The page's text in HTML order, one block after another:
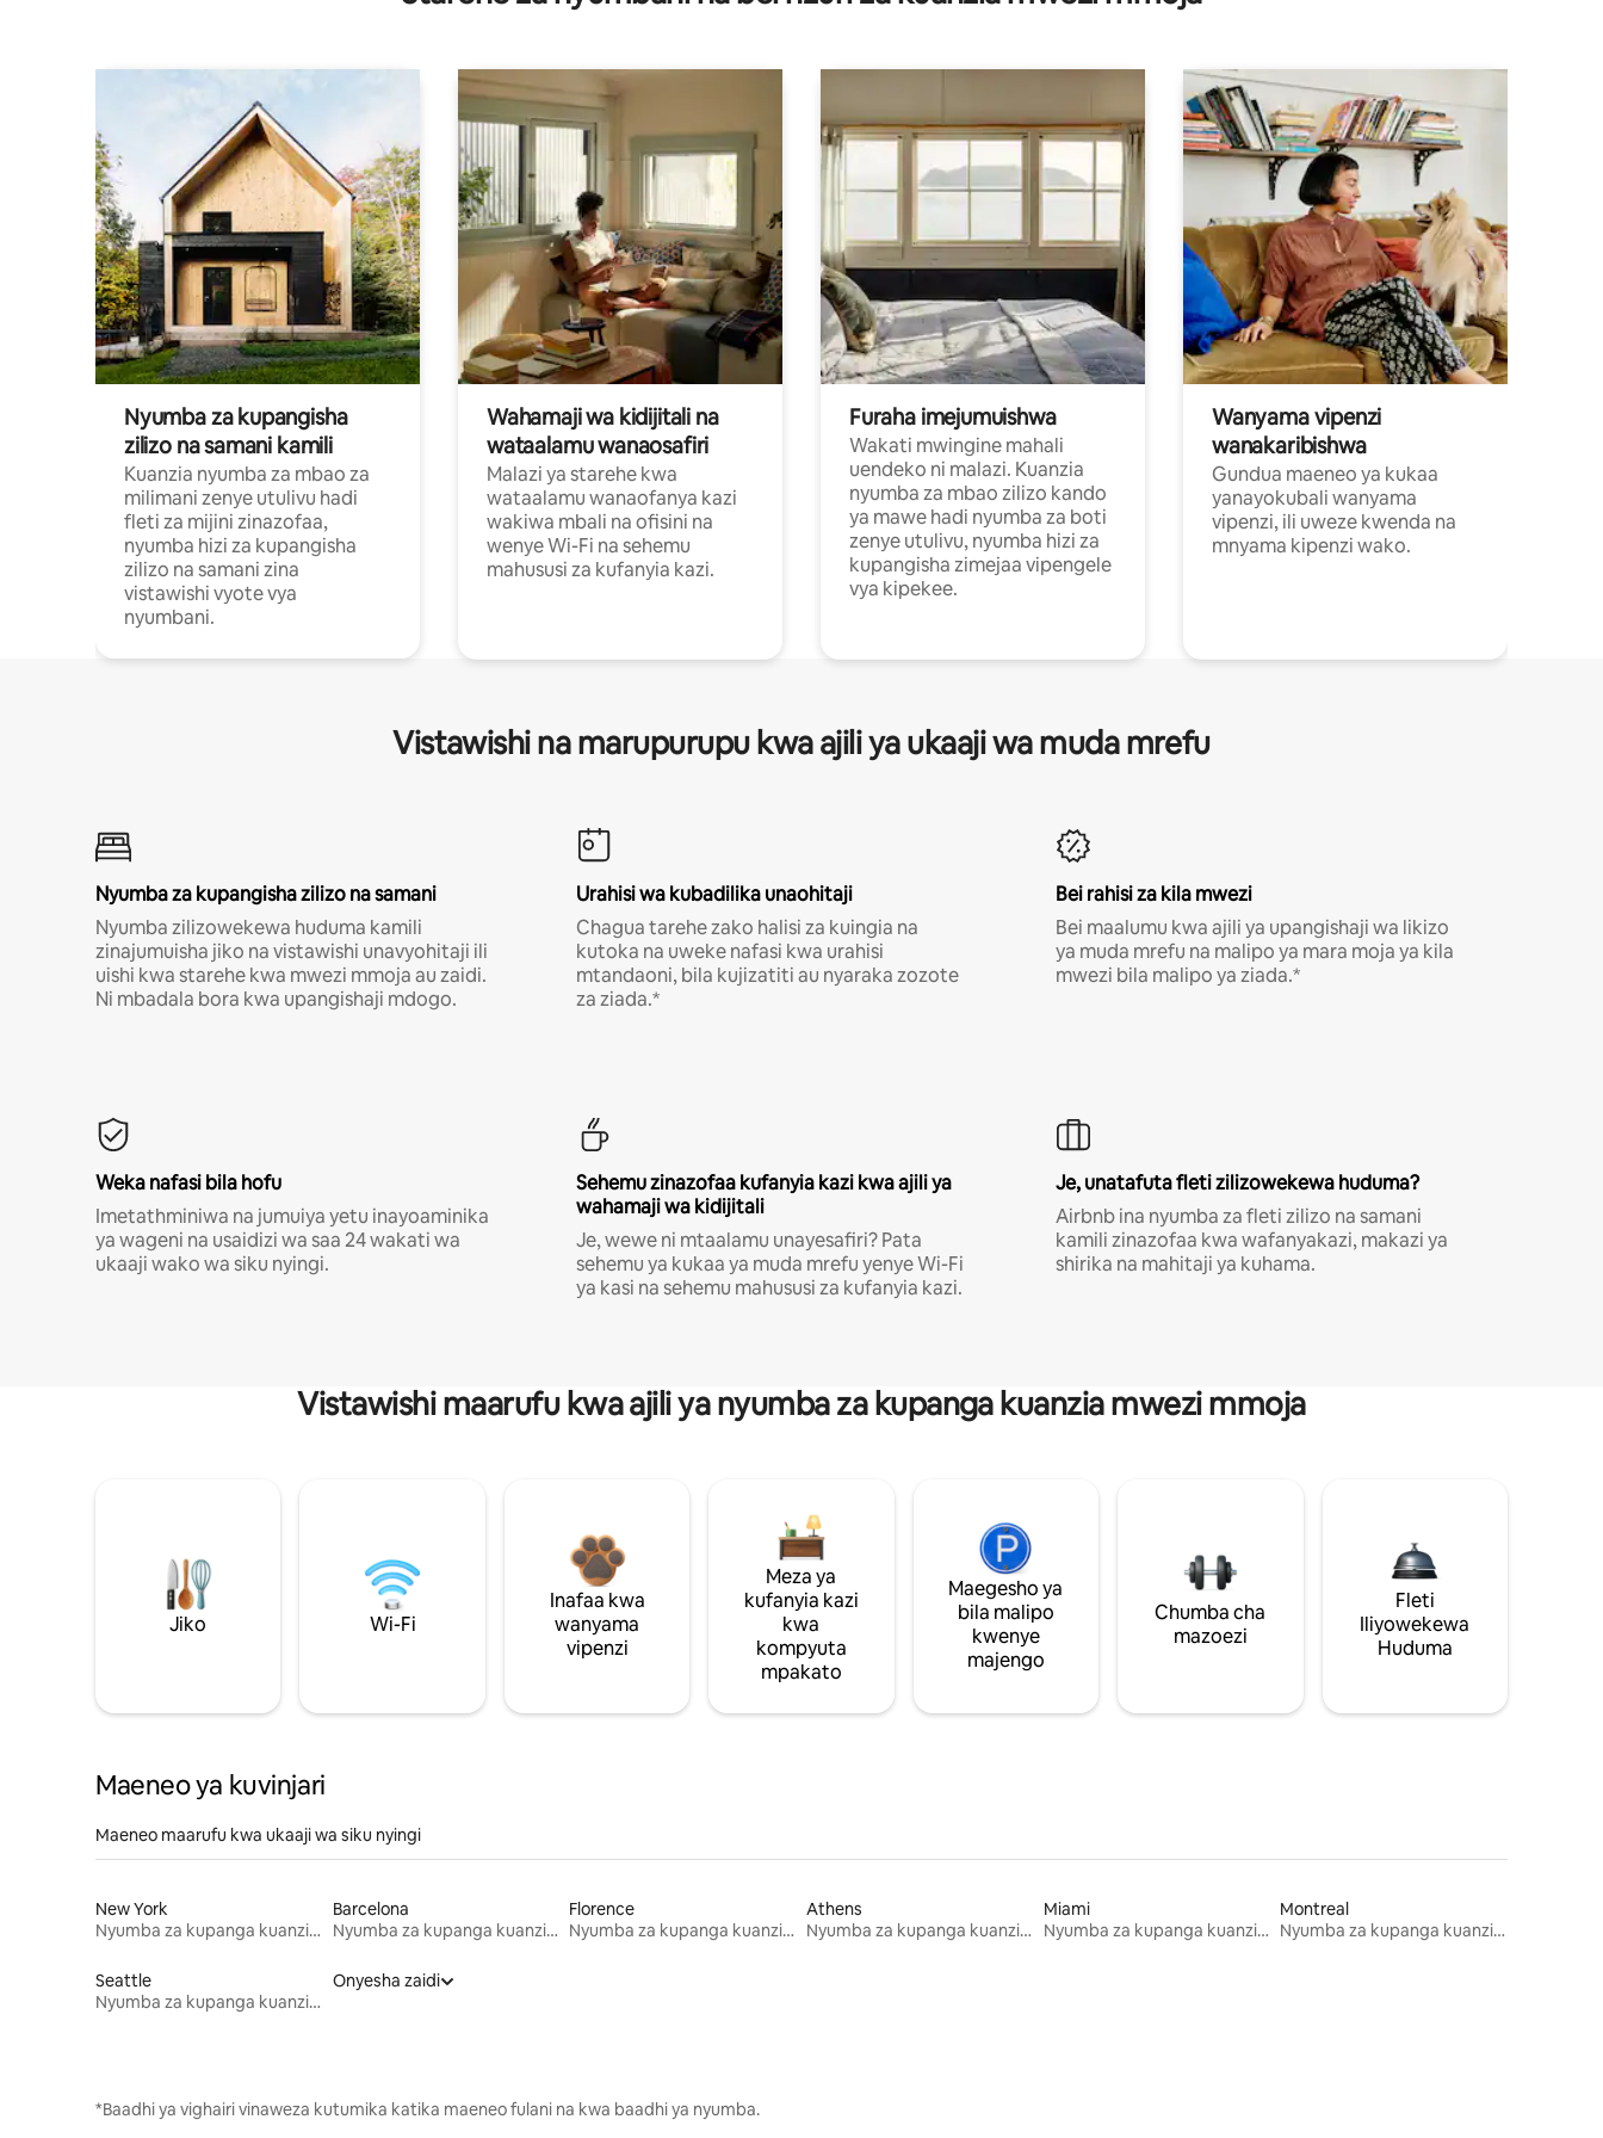
kahawa
Nyumba za kupangisha
zilizo na samani kamili
Kuanzia nyumba za mbao za
milimani zenye utulivu hadi
fleti za mijini zinazofaa,
nyumba hizi za kupangisha
zilizo na samani zina
vistawishi vyote vya
nyumbani.
Wahamaji wa kidijitali na
wataalamu wanaosafiri
Malazi ya starehe kwa
wataalamu wanaofanya kazi
wakiwa mbali na ofisini na
wenye Wi-Fi na sehemu
mahususi za kufanyia kazi.
Furaha imejumuishwa
Wakati mwingine mahali
uendeko ni malazi. Kuanzia
nyumba za mbao zilizo kando
ya mawe hadi nyumba za boti
zenye utulivu, nyumba hizi za
kupangisha zimejaa vipengele
vya kipekee.
Wanyama vipenzi
wanakaribishwa
Gundua maeneo ya kukaa
yanayokubali wanyama
vipenzi, ili uweze kwenda na
mnyama kipenzi wako.
Vistawishi na marupurupu kwa ajili ya ukaaji wa muda mrefu
Nyumba za kupangisha zilizo na samani
Nyumba zilizowekewa huduma kamili
zinajumuisha jiko na vistawishi unavyohitaji ili
uishi kwa starehe kwa mwezi mmoja au zaidi.
Ni mbadala bora kwa upangishaji mdogo.
Urahisi wa kubadilika unaohitaji
Chagua tarehe zako halisi za kuingia na
kutoka na uweke nafasi kwa urahisi
mtandaoni, bila kujizatiti au nyaraka zozote
za ziada.*
Bei rahisi za kila mwezi
Bei maalumu kwa ajili ya upangishaji wa likizo
ya muda mrefu na malipo ya mara moja ya kila
mwezi bila malipo ya ziada.*
Weka nafasi bila hofu
Imetathminiwa na jumuiya yetu inayoaminika
ya wageni na usaidizi wa saa 24 wakati wa
ukaaji wako wa siku nyingi.
Sehemu zinazofaa kufanyia kazi kwa ajili ya
wahamaji wa kidijitali
Je, wewe ni mtaalamu unayesafiri? Pata
sehemu ya kukaa ya muda mrefu yenye Wi-Fi
ya kasi na sehemu mahususi za kufanyia kazi.
Je, unatafuta fleti zilizowekewa huduma?
Airbnb ina nyumba za fleti zilizo na samani
kamili zinazofaa kwa wafanyakazi, makazi ya
shirika na mahitaji ya kuhama.
Vistawishi maarufu kwa ajili ya nyumba za kupanga kuanzia mwezi mmoja
Jiko Wi-Fi
Inafaa kwa
wanyama
vipenzi
Meza ya
kufanyia kazi
kwa
kompyuta
mpakato
Maegesho ya
bila malipo
kwenye
majengo
Chumba cha
mazoezi
Fleti
Iliyowekewa
Huduma
Maeneo ya kuvinjari
Maeneo maarufu kwa ukaaji wa siku nyingi
New York
Nyumba za kupanga kuanzia mwezi mmoja
Barcelona
Nyumba za kupanga kuanzia mwezi mmoja
Florence
Nyumba za kupanga kuanzia mwezi mmoja
Athens
Nyumba za kupanga kuanzia mwezi mmoja
Miami
Nyumba za kupanga kuanzia mwezi mmoja
Montreal
Nyumba za kupanga kuanzia mwezi mmoja
Seattle
Nyumba za kupanga kuanzia mwezi mmoja
Onyesha zaidi
*Baadhi ya vighairi vinaweza kutumika katika maeneo fulani na kwa baadhi ya nyumba.